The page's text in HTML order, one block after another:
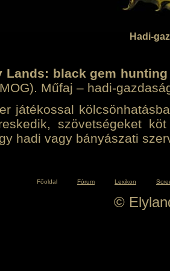
Hadi-
Lands: black gem hunting
Műfaj – hadi-
játékossal
szövetségeket
hadi vagy bányászati
Főoldal Fórum Lexikon
©